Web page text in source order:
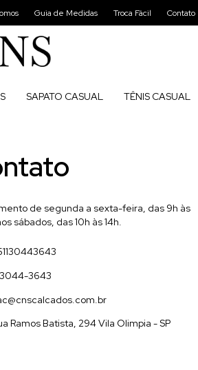
Guia de Medidas Troca Fácil Contato
SAPATO CASUAL TÊNIS CASUAL
de segunda a sexta-feira, das 9h às
sábados, das 10h às 14h.
3044-3643
Ramos Batista, 294 Vila Olimpia - SP